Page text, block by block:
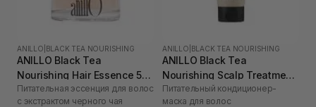
ANILLO BLACK TEA NOURISHING
ANILLO Black Tea
Nourishing Hair Essence 50
мл
Питательная эссенция для волос
с экстрактом черного чая
ANILLO BLACK TEA NOURISHING
ANILLO Black Tea
Nourishing Scalp Treatment
150 мл
Питательный кондиционер-
маска для волос